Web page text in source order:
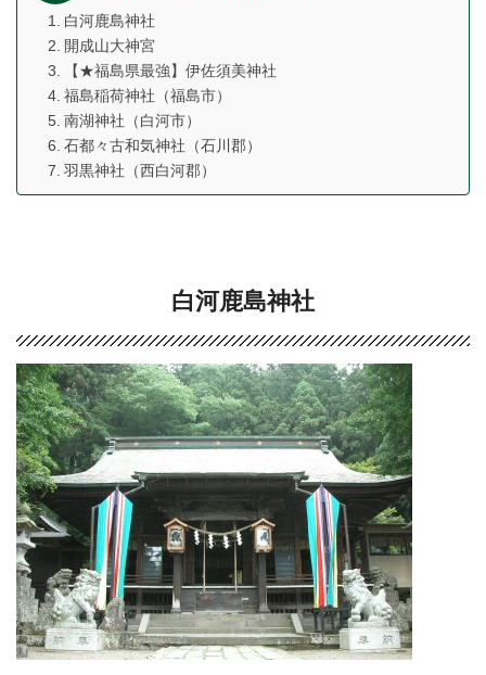
白河鹿島神社
開成山大神宮
【★福島県最強】伊佐須美神社
福島稲荷神社（福島市）
南湖神社（白河市）
石都々古和気神社（石川郡）
羽黒神社（西白河郡）
白河鹿島神社